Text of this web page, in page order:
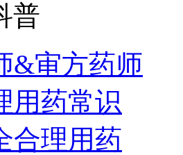
普
&审方药师
用药常识
理用药